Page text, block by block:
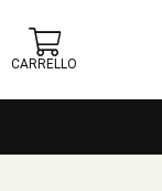
CARRELLO